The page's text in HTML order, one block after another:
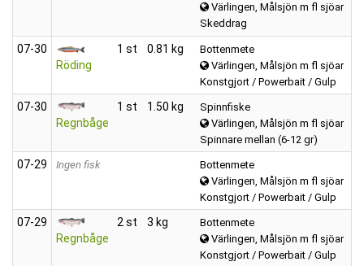
Värlingen, Målsjön m fl sjöar
Skeddrag
07‑30
Röding
1 st 0.81 kg
Bottenmete
Värlingen, Målsjön m fl sjöar
Konstgjort / Powerbait / Gulp
07‑30
Regnbåge
1 st 1.50 kg
Spinnfiske
Värlingen, Målsjön m fl sjöar
Spinnare mellan (6-12 gr)
07‑29 Ingen fisk
Bottenmete
Värlingen, Målsjön m fl sjöar
Konstgjort / Powerbait / Gulp
07‑29
Regnbåge
2 st 3 kg
Bottenmete
Värlingen, Målsjön m fl sjöar
Konstgjort / Powerbait / Gulp